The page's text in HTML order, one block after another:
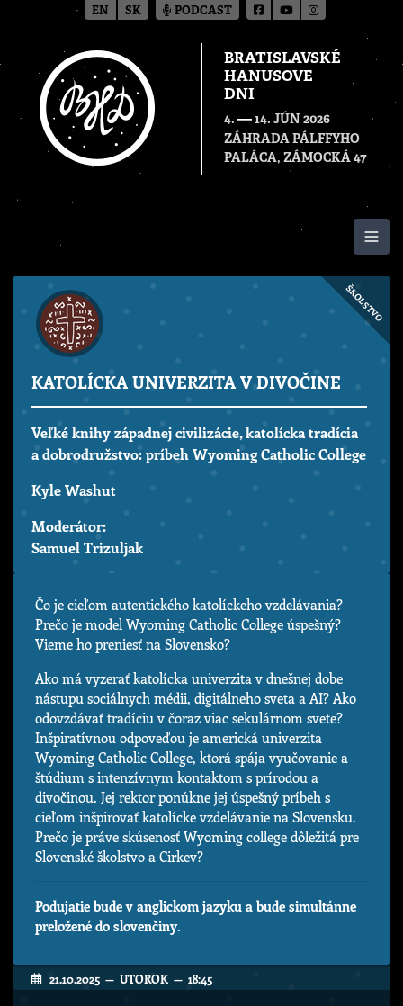
BRATISLAVSKÉ
HANUSOVE
DNI
4. — 14. JÚN 2026
ZÁHRADA PÁLFFYHO
PALÁCA, ZÁMOCKÁ 47
ŠKOLSTVO
KATOLÍCKA UNIVERZITA V DIVOČINE
Veľké knihy západnej civilizácie, katolícka tradícia
a dobrodružstvo: príbeh Wyoming Catholic College
Kyle Washut
Moderátor:
Samuel Trizuljak
Čo je cieľom autentického katolíckeho vzdelávania?
Prečo je model Wyoming Catholic College úspešný?
Vieme ho preniesť na Slovensko?
Ako má vyzerať katolícka univerzita v dnešnej dobe
nástupu sociálnych médii, digitálneho sveta a AI? Ako
odovzdávať tradíciu v čoraz viac sekulárnom svete?
Inšpiratívnou odpoveďou je americká univerzita
Wyoming Catholic College, ktorá spája vyučovanie a
štúdium s intenzívnym kontaktom s prírodou a
divočinou. Jej rektor ponúkne jej úspešný príbeh s
cieľom inšpirovať katolícke vzdelávanie na Slovensku.
Prečo je práve skúsenosť Wyoming college dôležitá pre
Slovenské školstvo a Cirkev?
Podujatie bude v anglickom jazyku a bude simultánne
preložené do slovenčiny.
21.10.2025 — UTOROK — 18:45
EN SK PODCAST